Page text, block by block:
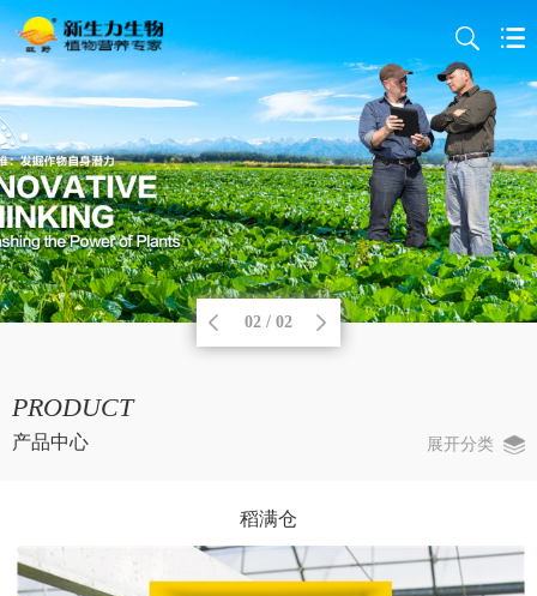
02 / 02
PRODUCT
产品中心 展开分类
稻满仓